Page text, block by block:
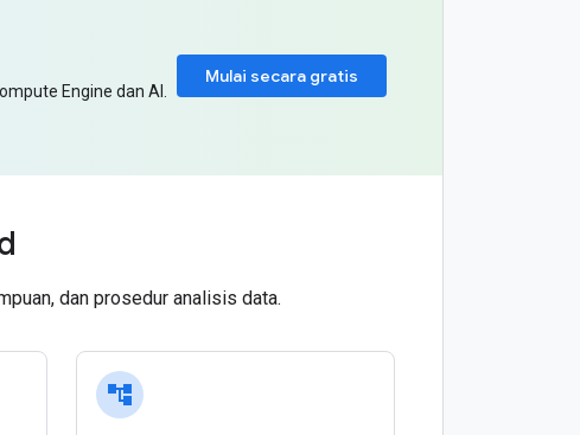
Mulai secara gratis
Engine dan AI.
dan prosedur analisis data.
account_tree